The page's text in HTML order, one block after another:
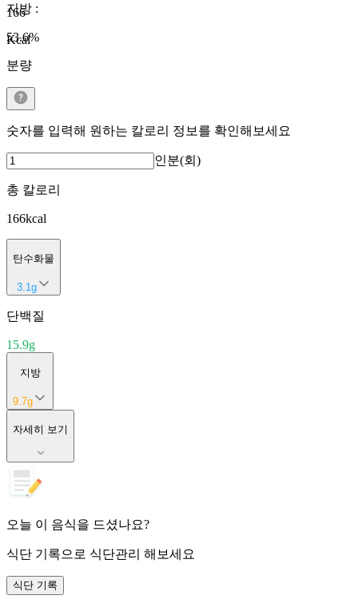
166
Kcal
지방 :
53.6%
분량
숫자를 입력해 원하는 칼로리 정보를 확인해보세요
인분(회)
총 칼로리
166kcal
탄수화물
3.1g
단백질
15.9g
지방
9.7g
자세히 보기
오늘 이 음식을 드셨나요?
식단 기록으로 식단관리 해보세요
식단 기록